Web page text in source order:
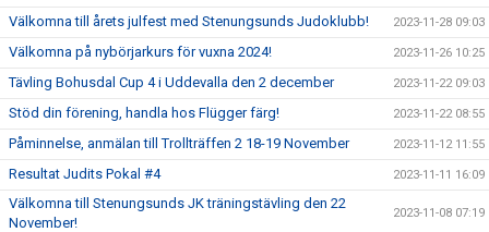
Välkomna till årets julfest med Stenungsunds Judoklubb! 2023-11-28 09:03
Välkomna på nybörjarkurs för vuxna 2024! 2023-11-26 10:25
Tävling Bohusdal Cup 4 i Uddevalla den 2 december 2023-11-22 09:03
Stöd din förening, handla hos Flügger färg! 2023-11-22 08:55
Påminnelse, anmälan till Trollträffen 2 18-19 November 2023-11-12 11:55
Resultat Judits Pokal #4 2023-11-11 16:09
Välkomna till Stenungsunds JK träningstävling den 22
November!
2023-11-08 07:19